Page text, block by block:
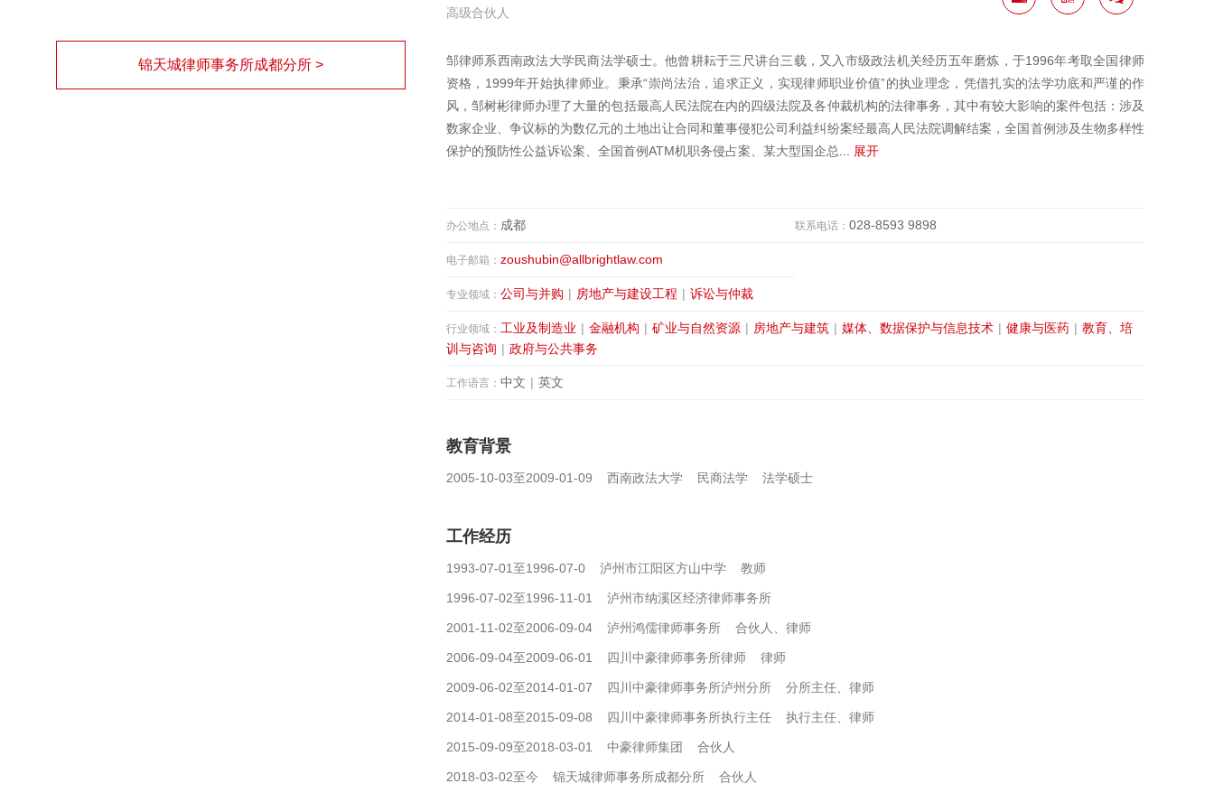
高级合伙人
邹律师系西南政法大学民商法学硕士。他曾耕耘于三尺讲台三载，又入市级政法机关经历五年磨炼，于1996年考取全国律师
资格，1999年开始执律师业。秉承“崇尚法治，追求正义，实现律师职业价值”的执业理念，凭借扎实的法学功底和严谨的作
风，邹树彬律师办理了大量的包括最高人民法院在内的四级法院及各仲裁机构的法律事务，其中有较大影响的案件包括：涉及
数家企业、争议标的为数亿元的土地出让合同和董事侵犯公司利益纠纷案经最高人民法院调解结案，全国首例涉及生物多样性
保护的预防性公益诉讼案、全国首例ATM机职务侵占案、某大型国企总
... 展开
办公地点： 成都 联系电话：028-8593 9898
电子邮箱： zoushubin@allbrightlaw.com
专业领域： 公司与并购 | 房地产与建设工程 | 诉讼与仲裁
行业领域： 工业及制造业 | 金融机构 | 矿业与自然资源 | 房地产与建筑 | 媒体、数据保护与信息技术 | 健康与医药 | 教育、培
训与咨询 | 政府与公共事务
工作语言： 中文 | 英文
教育背景
2005-10-03至2009-01-09 西南政法大学 民商法学 法学硕士
工作经历
1993-07-01至1996-07-0 泸州市江阳区方山中学 教师
1996-07-02至1996-11-01 泸州市纳溪区经济律师事务所
2001-11-02至2006-09-04 泸州鸿儒律师事务所 合伙人、律师
2006-09-04至2009-06-01 四川中豪律师事务所律师 律师
2009-06-02至2014-01-07 四川中豪律师事务所泸州分所 分所主任、律师
2014-01-08至2015-09-08 四川中豪律师事务所执行主任 执行主任、律师
2015-09-09至2018-03-01 中豪律师集团 合伙人
2018-03-02至今 锦天城律师事务所成都分所 合伙人
锦天城律师事务所成都分所 >